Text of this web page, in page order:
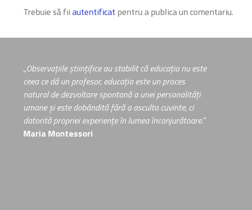
Trebuie să fiiautentificat pentru a publica un comentariu.
„Observațiile științifice au stabilit că educația nu este
ceea ce dă un profesor, educația este un proces
natural de dezvoltare spontană a unei personalități
umane și este dobândită fără a asculta cuvinte, ci
datorită propriei experiențe în lumea înconjurătoare.”
Maria Montessori